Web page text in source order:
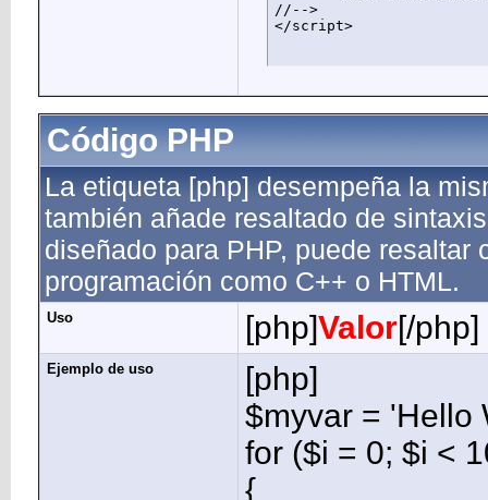
//-->
</script>
Código PHP
La etiqueta [php] desempeña la
también añade resaltado de
diseñado para PHP, puede
programación como C++ o HTML.
Uso [php]Valor[/php]
Ejemplo de uso
[php]
$myvar = 'Hello
for ($i = 0; $i <
{